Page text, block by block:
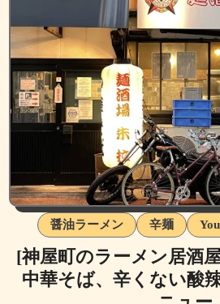
醤油ラーメン 辛麺
[神屋町のラーメン居酒
中華そば、辛くない酸